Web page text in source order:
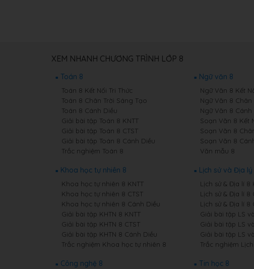
XEM NHANH CHƯƠNG TRÌNH LỚP 8
Toán 8
Toán 8 Kết Nối Tri Thức
Toán 8 Chân Trời Sáng Tạo
Toán 8 Cánh Diều
Giải bài tập Toán 8 KNTT
Giải bài tập Toán 8 CTST
Giải bài tập Toán 8 Cánh Diều
Trắc nghiệm Toán 8
Ngữ văn 8
Ngữ Văn 8 Kết
Ngữ Văn 8 Chân
Ngữ Văn 8 Cánh
Soạn Văn 8 Kết
Soạn Văn 8
Soạn Văn 8
Văn mẫu 8
Khoa học tự nhiên 8
Khoa học tự nhiên 8 KNTT
Khoa học tự nhiên 8 CTST
Khoa học tự nhiên 8 Cánh Diều
Giải bài tập KHTN 8 KNTT
Giải bài tập KHTN 8 CTST
Giải bài tập KHTN 8 Cánh Diều
Trắc nghiệm Khoa học tự nhiên 8
Lịch sử và Địa lý
Lịch sử & Địa lí 8
Lịch sử & Địa lí 8
Lịch sử & Địa lí 8
Giải bài tập LS
Giải bài tập LS
Giải bài tập LS
Trắc nghiệm
Công nghệ 8 Tin học 8